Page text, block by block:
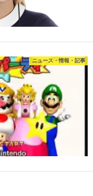
ニュース・情報・記事